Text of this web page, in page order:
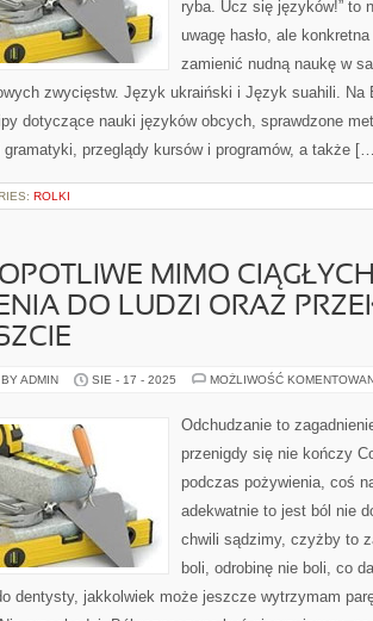
ryba. Ucz się języków!” to
uwagę hasło, ale
zamienić nudną naukę w
zwycięstw. Język ukraiński i Język suahili. Na
dotyczące nauki języków obcych, sprawdzone
gramatyki, przeglądy kursów i programów, a także
ROLKI
MIMO
DO LUDZI ORAZ
ADMIN SIE - 17 - 2025 MOŻLIWOŚĆ
Odchudzanie to
przenigdy się nie kończy
podczas pożywienia, coś
adekwatnie to jest ból nie
chwili sądzimy, czyżby to
boli, odrobinę nie boli, co
dentysty, jakkolwiek może jeszcze wytrzymam